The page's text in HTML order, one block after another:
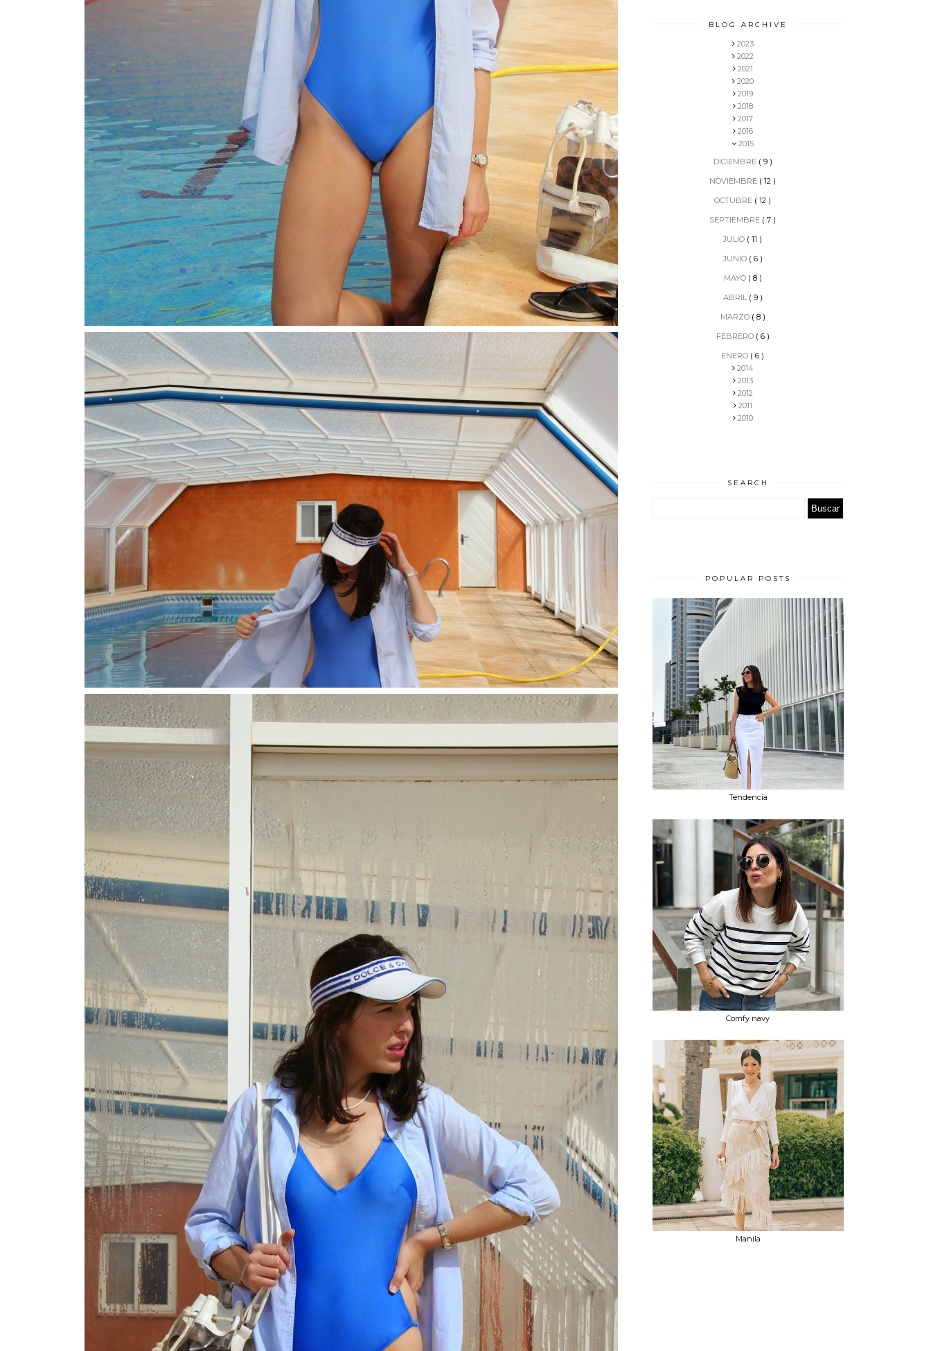
BLOG ARCHIVE
2023
2022
2021
2020
2019
2018
2017
2016
2015
DICIEMBRE ( 9 )
NOVIEMBRE ( 12 )
OCTUBRE ( 12 )
SEPTIEMBRE ( 7 )
JULIO ( 11 )
JUNIO ( 6 )
MAYO ( 8 )
ABRIL ( 9 )
MARZO ( 8 )
FEBRERO ( 6 )
ENERO ( 6 )
2014
2013
2012
2011
2010
SEARCH
POPULAR POSTS
Tendencia
Comfy navy
Manila